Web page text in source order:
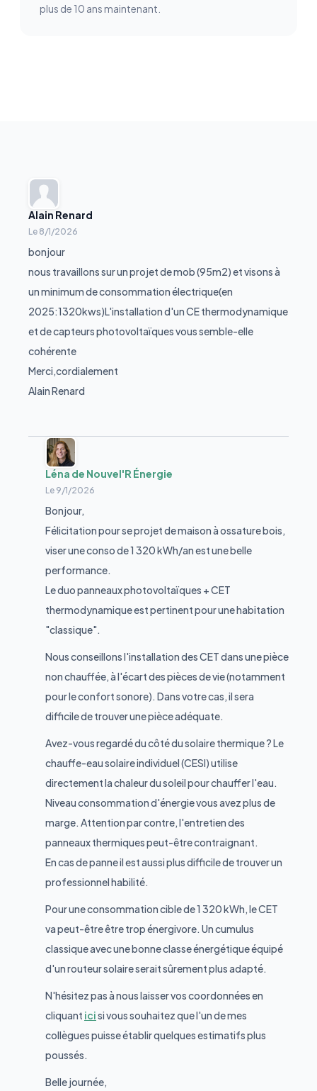
plus de 10 ans maintenant.
Alain Renard
Le 8/1/2026
bonjour
nous travaillons sur un projet de mob (95m2) et visons à
un minimum de consommation électrique(en
2025:1320kws)L'installation d'un CE thermodynamique
et de capteurs photovoltaïques vous semble-elle
cohérente
Merci,cordialement
Alain Renard
Léna de Nouvel'R Énergie
Le 9/1/2026
Bonjour,
Félicitation pour se projet de maison à ossature bois,
viser une conso de 1 320 kWh/an est une belle
performance.
Le duo panneaux photovoltaïques + CET
thermodynamique est pertinent pour une habitation
"classique".
Nous conseillons l'installation des CET dans une pièce
non chauffée, à l'écart des pièces de vie (notamment
pour le confort sonore). Dans votre cas, il sera
difficile de trouver une pièce adéquate.
Avez-vous regardé du côté du solaire thermique ? Le
chauffe-eau solaire individuel (CESI) utilise
directement la chaleur du soleil pour chauffer l'eau.
Niveau consommation d'énergie vous avez plus de
marge. Attention par contre, l'entretien des
panneaux thermiques peut-être contraignant.
En cas de panne il est aussi plus difficile de trouver un
professionnel habilité.
Pour une consommation cible de 1 320 kWh, le CET
va peut-être être trop énergivore. Un cumulus
classique avec une bonne classe énergétique équipé
d'un routeur solaire serait sûrement plus adapté.
N'hésitez pas à nous laisser vos coordonnées en
cliquant icisi vous souhaitez que l'un de mes
collègues puisse établir quelques estimatifs plus
poussés.
Belle journée,